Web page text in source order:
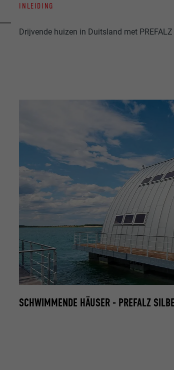
INLEIDING
Drijvende huizen in Duitsland met
SCHWIMMENDE HÄUSER - PREFALZ